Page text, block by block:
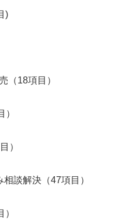
)
（18項目）
）
談解決（47項目）